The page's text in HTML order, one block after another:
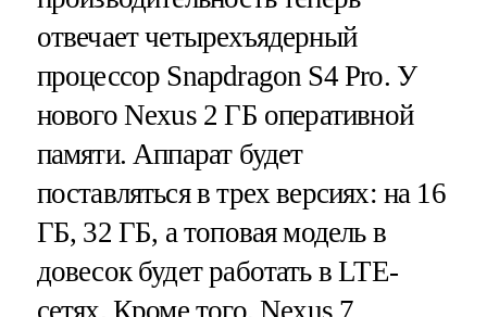
отвечает четырехъядерный
процессор Snapdragon S4 Pro. У
нового Nexus 2 ГБ оперативной
памяти. Аппарат будет
поставляться в трех версиях: на 16
ГБ, 32 ГБ, а топовая модель в
довесок будет работать в LTE-